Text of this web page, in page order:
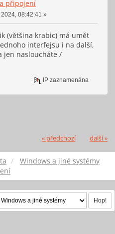
připojení
2024, 08:42:41 »
(většina krabic) má umět
interfejsu i na další,
jen nasloucháte /
IP zaznamenána
« předchozí další »
Windows a jiné systémy